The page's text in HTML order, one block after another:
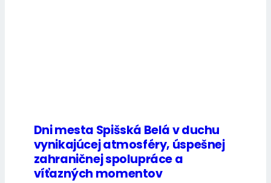
Dni mesta Spišská Belá v duchu
vynikajúcej atmosféry, úspešnej
zahraničnej spolupráce a
víťazných momentov